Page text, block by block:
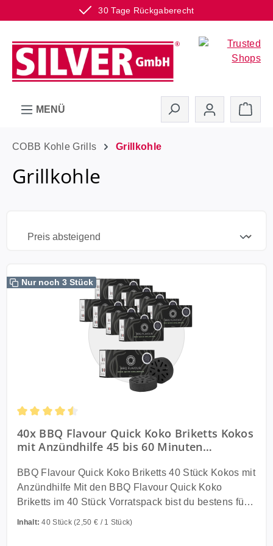
30 Tage Rückgaberecht
Zum Hauptinhalt springen
MENÜ
COBB Kohle Grills Grillkohle
Grillkohle
Nur noch 3 Stück
40x BBQ Flavour Quick Koko Briketts Kokos
mit Anzündhilfe 45 bis 60 Minuten
BBQ Flavour Quick Koko Briketts 40 Stück Kokos mit
Anzündhilfe Mit den BBQ Flavour Quick Koko
Briketts im 40 Stück Vorratspack bist du bestens für
Inhalt:40 Stück(2,50 € / 1 Stück)